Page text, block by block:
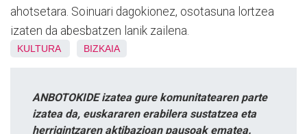
ahotsetara. Soinuari dagokionez, osotasuna lortzea
izaten da abesbatzen lanik zailena.
KULTURA BIZKAIA
ANBOTOKIDE izatea gure komunitatearen parte
izatea da, euskararen erabilera sustatzea eta
herrigintzaren aktibazioan pausoak ematea.